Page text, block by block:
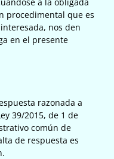
procedimental que es
nos den
en el presente
razonada a
39/2015, de 1 de
común de
de respuesta es